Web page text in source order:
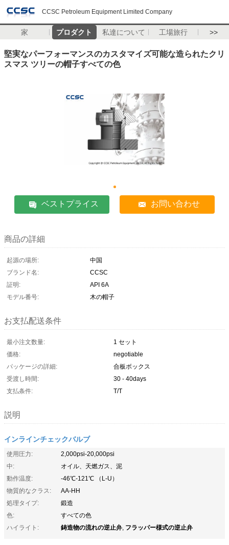
CCSC Petroleum Equipment Limited Company
家 プロダクト 私達について 工場旅行 >>
堅実なパーフォーマンスのカスタマイズ可能な造られたクリ
スマス ツリーの帽子すべての色
ベストプライス お問い合わせ
商品の詳細
起源の場所:
中国
ブランド名:
CCSC
証明:
API 6A
モデル番号:
木の帽子
お支払配送条件
最小注文数量:
1 セット
価格:
negotiable
パッケージの詳細:
合板ボックス
受渡し時間:
30 - 40days
支払条件:
T/T
説明
インラインチェックバルブ
使用圧力:
2,000psi-20,000psi
中:
オイル、天燃ガス、泥
動作温度:
-46℃-121℃ （L-U）
物質的なクラス:
AA-HH
処理タイプ:
鍛造
色:
すべての色
ハイライト:
鋳造物の流れの逆止弁, フラッパー様式の逆止弁